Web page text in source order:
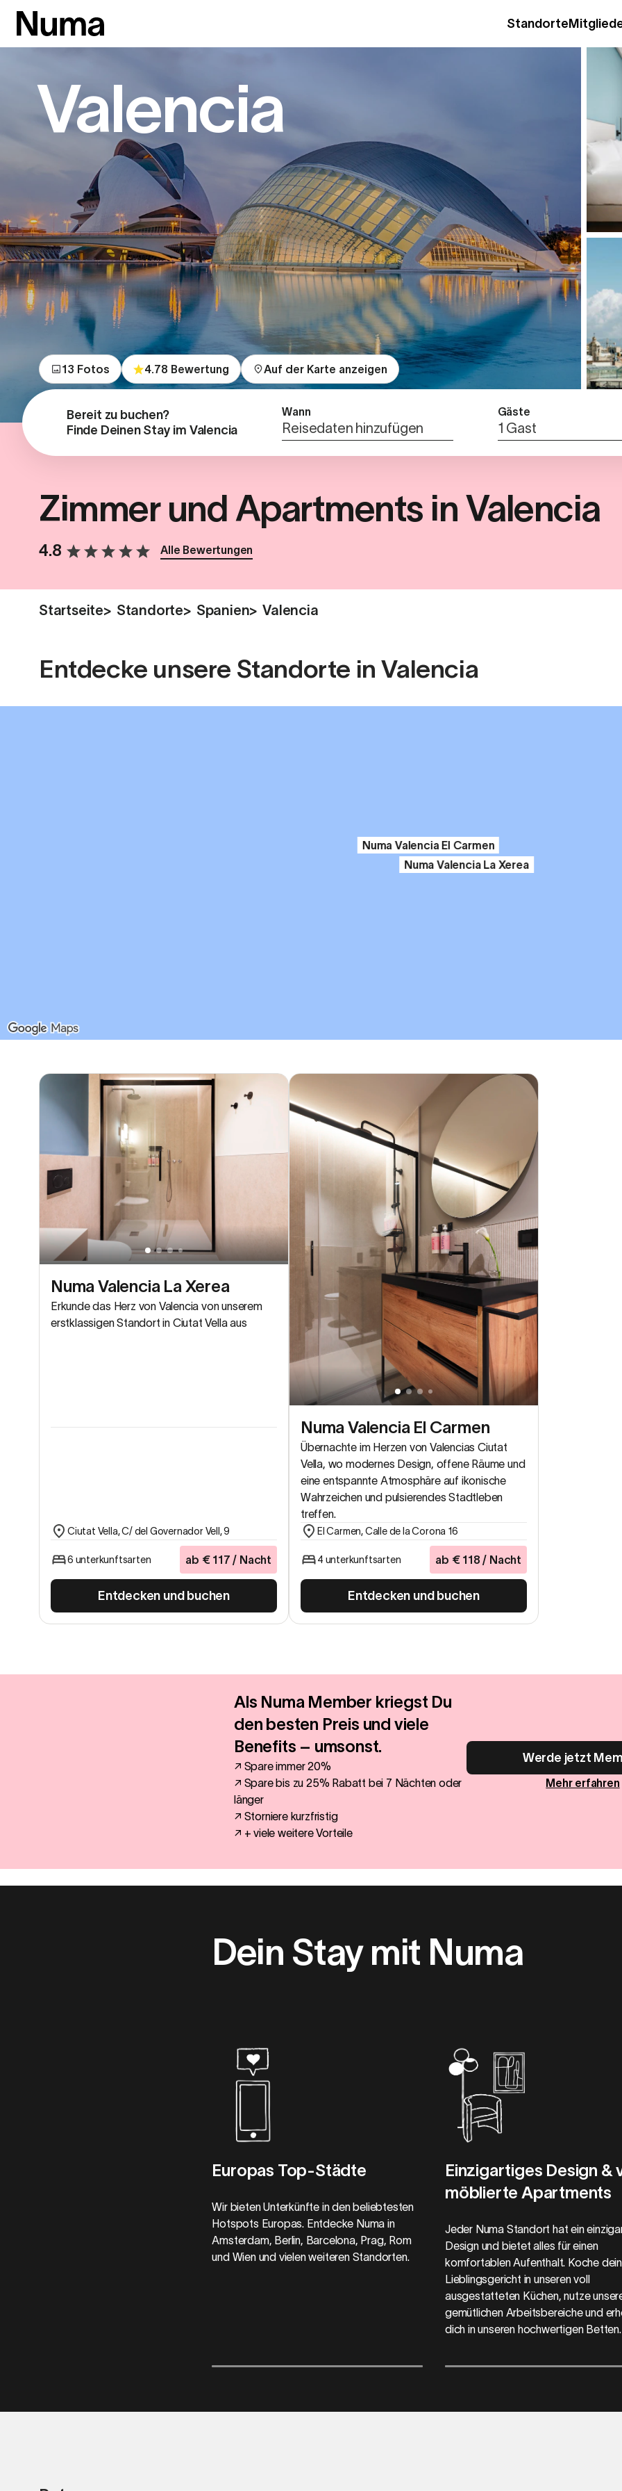
Standorte
Valencia
13 Fotos 4.78 Bewertung Auf der Karte anzeigen
Bereit zu buchen?
Finde Deinen Stay im Valencia
Wann
Reisedaten hinzufügen
Gäste
1 Gast
Zimmer und Apartments in Valencia
4.8 Alle Bewertungen
Startseite> Standorte> Spanien> Valencia
Entdecke unsere Standorte in Valencia
Numa Valencia El Carmen
Numa Valencia La Xerea
Numa Valencia La Xerea
Erkunde das Herz von Valencia von unserem
erstklassigen Standort in Ciutat Vella aus
Ciutat Vella, C/ del Governador Vell, 9
6 unterkunftsarten ab € 117 / Nacht
Entdecken und buchen
Numa Valencia El Carmen
Übernachte im Herzen von Valencias Ciutat
Vella, wo modernes Design, offene Räume und
eine entspannte Atmosphäre auf ikonische
Wahrzeichen und pulsierendes Stadtleben
treffen.
El Carmen, Calle de la Corona 16
4 unterkunftsarten ab € 118 / Nacht
Entdecken und buchen
Als Numa Member kriegst Du
den besten Preis und viele
Benefits – umsonst.
↗ Spare immer 20%
↗ Spare bis zu 25% Rabatt bei 7 Nächten oder
länger
↗ Storniere kurzfristig
↗ + viele weitere Vorteile
Werde jetzt
Mehr erfahren
Dein Stay mit Numa
Europas Top-Städte
Wir bieten Unterkünfte in den beliebtesten
Hotspots Europas. Entdecke Numa in
Amsterdam, Berlin, Barcelona, Prag, Rom
und Wien und vielen weiteren Standorten.
Einzigartiges Design &
möblierte Apartments
Jeder Numa Standort hat ein
Design und bietet alles für einen
komfortablen Aufenthalt. Koche dein
Lieblingsgericht in unseren voll
ausgestatteten Küchen, nutze
gemütlichen Arbeitsbereiche und
dich in unseren hochwertigen Betten.